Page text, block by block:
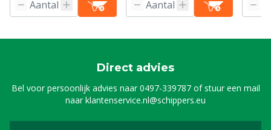
Direct advies
Bel voor persoonlijk advies naar0497-339787of stuur een mail
naarklantenservice.nl@schippers.eu